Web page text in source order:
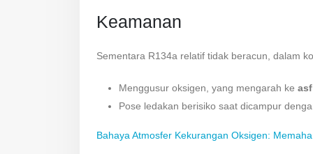
Keamanan
Sementara R134a relatif tidak beracun, dalam
Menggusur oksigen, yang mengarah ke
Pose ledakan berisiko saat dicampur
Bahaya Atmosfer Kekurangan Oksigen: